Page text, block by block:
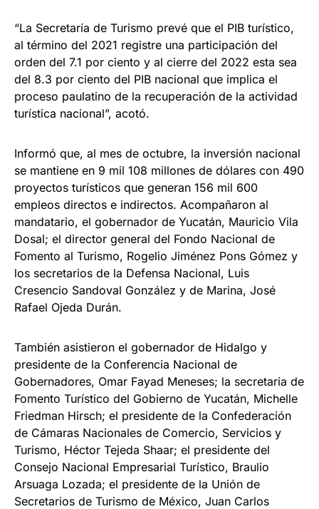
“La Secretaría de Turismo prevé que el PIB turístico,
al término del 2021 registre una participación del
orden del 7.1 por ciento y al cierre del 2022 esta sea
del 8.3 por ciento del PIB nacional que implica el
proceso paulatino de la recuperación de la actividad
turística nacional”, acotó.
Informó que, al mes de octubre, la inversión nacional
se mantiene en 9 mil 108 millones de dólares con 490
proyectos turísticos que generan 156 mil 600
empleos directos e indirectos. Acompañaron al
mandatario, el gobernador de Yucatán, Mauricio Vila
Dosal; el director general del Fondo Nacional de
Fomento al Turismo, Rogelio Jiménez Pons Gómez y
los secretarios de la Defensa Nacional, Luis
Cresencio Sandoval González y de Marina, José
Rafael Ojeda Durán.
También asistieron el gobernador de Hidalgo y
presidente de la Conferencia Nacional de
Gobernadores, Omar Fayad Meneses; la secretaria de
Fomento Turístico del Gobierno de Yucatán, Michelle
Friedman Hirsch; el presidente de la Confederación
de Cámaras Nacionales de Comercio, Servicios y
Turismo, Héctor Tejeda Shaar; el presidente del
Consejo Nacional Empresarial Turístico, Braulio
Arsuaga Lozada; el presidente de la Unión de
Secretarios de Turismo de México, Juan Carlos